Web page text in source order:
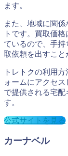
ます。
また、地域に関
トです。買取価
ているので、手
取依頼を出すこと
トレトクの利用
ォームにアクセ
で提供される宅
す。
公式サイトを見る
カーナベル